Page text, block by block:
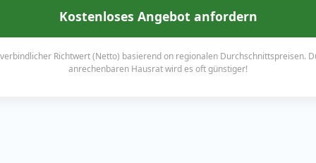
Kostenloses Angebot anfordern
Richtwert (Netto) basierend on regionalen Durchschnittspreisen.
anrechenbaren Hausrat wird es oft günstiger!